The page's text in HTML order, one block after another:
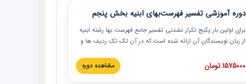
دوره آموزشی تفسیر فهرست‌بهای ابنیه بخش پنجم
برای اولین بار پکیج تکرار نشدنی تفسیر جامع فهرست بها رشته ابنیه
از زبان نویسندگان آن ارائه شده است که در آن تک تک ردیف ها و
تصویری بوده و به همراه تصاویر عملیات اجرایی مرتبط با ردیف های
فهرست بها ارائه شده است. این دوره با کلام مهندس
1575000 تومان مشاهده دوره